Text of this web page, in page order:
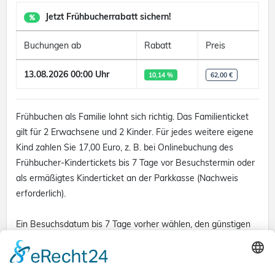
Jetzt Frühbucherrabatt sichern!
Buchungen ab Rabatt Preis
13.08.2026 00:00 Uhr 10,14 % 62,00 €
Frühbuchen als Familie lohnt sich richtig. Das Familienticket
gilt für 2 Erwachsene und 2 Kinder. Für jedes weitere eigene
Kind zahlen Sie 17,00 Euro, z. B. bei Onlinebuchung des
Frühbucher-Kindertickets bis 7 Tage vor Besuchstermin oder
als ermäßigtes Kinderticket an der Parkkasse (Nachweis
erforderlich).
Ein Besuchsdatum bis 7 Tage vorher wählen, den günstigen
Frühbucher-Online-Eintrittspreis sichern und direkt durch das
Drehkreuz gehen. Preis pro Familie. (1)(2)